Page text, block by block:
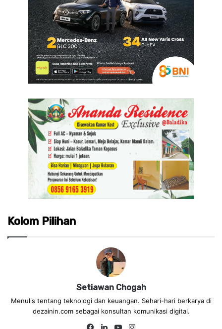
Kolom Pilihan
Setiawan Chogah
Menulis tentang teknologi dan keuangan. Sehari-hari berkarya di
dezainin.com sebagai konsultan komunikasi digital.